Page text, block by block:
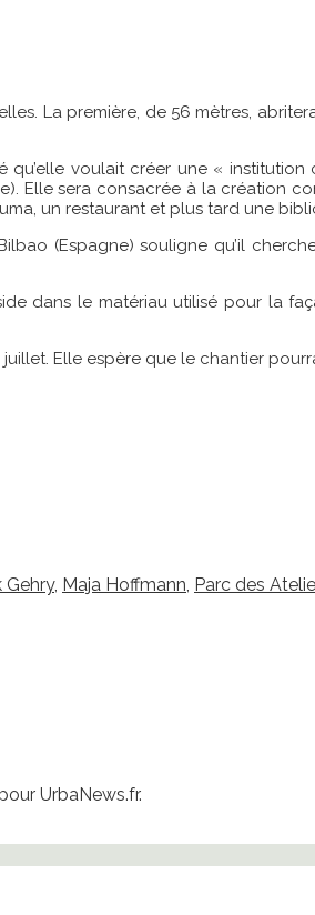
La première, de 56 mètres,
voulait créer une «
Elle sera consacrée à la
un restaurant et plus tard une
(Espagne) souligne qu’il
dans le matériau utilisé pour la
Elle espère que le chantier
Gehry, Maja Hoffmann, Parc des
UrbaNews.fr.